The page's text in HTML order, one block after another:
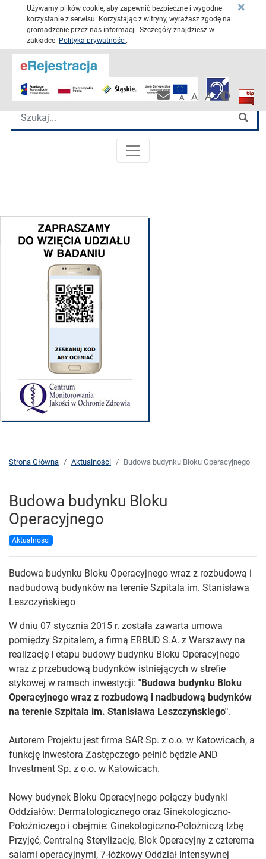
Używamy plików cookie, aby zapewnić bezpieczne i wygodne
korzystanie z serwisu. Korzystając z witryny, wyrażasz zgodę na
gromadzenie przez nas informacji. Szczegóły znajdziesz w
zakładce: Polityka prywatności.
×
Pracownicza
A A A
Katowickie Centrum Onkologii
Przejdź
Wyszukiwarka
MENU GŁÓWNE
Strona Główna Aktualności Budowa budynku Bloku Operacyjnego
Budowa budynku Bloku
Operacyjnego
Aktualności
Budowa budynku Bloku Operacyjnego wraz z rozbudową i
nadbudową budynków na terenie Szpitala im. Stanisława
Leszczyńskiego
W dniu 07 stycznia 2015 r. została zawarta umowa
pomiędzy Szpitalem, a firmą ERBUD S.A. z Warszawy na
realizację I etapu budowy budynku Bloku Operacyjnego
wraz z przebudową budynków istniejących w strefie
stykowej w ramach inwestycji: "Budowa budynku Bloku
Operacyjnego wraz z rozbudową i nadbudową budynków
na terenie Szpitala im. Stanisława Leszczyńskiego".
Autorem Projektu jest firma SAR Sp. z o.o. w Katowicach, a
funkcję Inwestora Zastępczego pełnić będzie AND
Investment Sp. z o.o. w Katowicach.
Nowy budynek Bloku Operacyjnego połączy budynki
Oddziałów: Dermatologicznego oraz Ginekologiczno-
Położniczego i obejmie: Ginekologiczno-Położniczą Izbę
Przyjęć, Centralną Sterylizację, Blok Operacyjny z czterema
salami operacyjnymi, 7-łóżkowy Oddział Intensywnej